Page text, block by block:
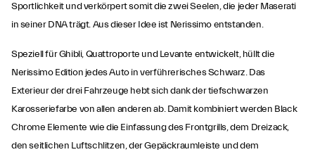
Sportlichkeit und verkörpert somit die zwei Seelen, die jeder Maserati
in seiner DNA trägt. Aus dieser Idee ist Nerissimo entstanden.
Speziell für Ghibli, Quattroporte und Levante entwickelt, hüllt die
Nerissimo Edition jedes Auto in verführerisches Schwarz. Das
Exterieur der drei Fahrzeuge hebt sich dank der tiefschwarzen
Karosseriefarbe von allen anderen ab. Damit kombiniert werden Black
Chrome Elemente wie die Einfassung des Frontgrills, dem Dreizack,
den seitlichen Luftschlitzen, der Gepäckraumleiste und dem